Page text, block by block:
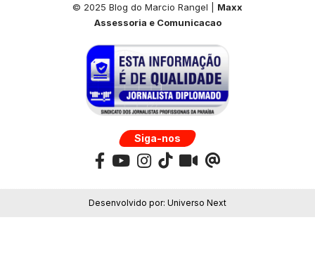
© 2025 Blog do Marcio Rangel | Maxx
Assessoria e Comunicacao
Siga-nos
Desenvolvido por: Universo Next